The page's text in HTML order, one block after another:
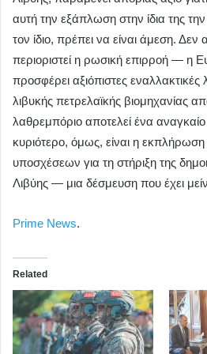
αυτή την εξάπλωση στην ίδια της
τον ίδιο, πρέπει να είναι άμεση.
περιοριστεί η ρωσική επιρροή — η
προσφέρει αξιόπιστες
λιβυκής πετρελαϊκής βιομηχανίας
λαθρεμπόριο αποτελεί ένα
κυριότερο, όμως, είναι η
υποσχέσεων για τη στήριξη της
Λιβύης — μια δέσμευση που έχει
Prime News.
Related